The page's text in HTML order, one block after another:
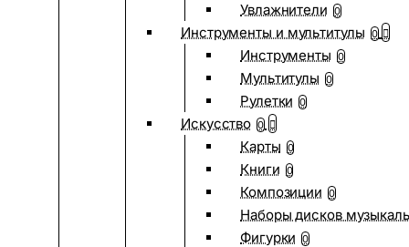
Увлажнители 0
Инструменты и мультитулы 0
Инструменты 0
Мультитулы 0
Рулетки 0
Искусство 0
Карты 0
Книги 0
Композиции 0
Наборы дисков
Фигурки 0